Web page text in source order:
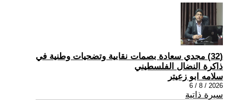
(32) مجدي سعادة بصمات نقابية وتضحيات وطنية في
ذاكرة النضال الفلسطيني
سلامه ابو زعيتر
2026 / 8 / 6
سيرة ذاتية